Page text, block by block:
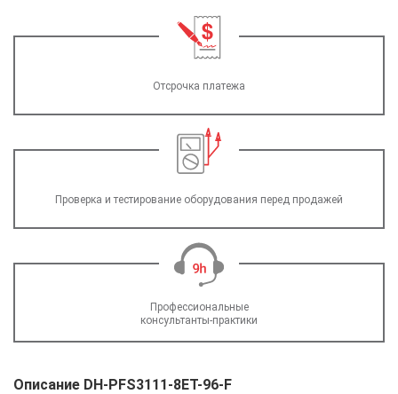
Отсрочка платежа
Проверка и тестирование оборудования перед продажей
Профессиональные
консультанты-практики
Описание DH-PFS3111-8ET-96-F